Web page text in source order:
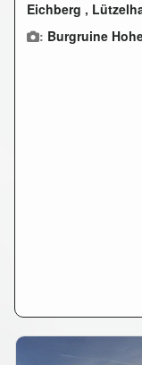
Eichberg ,
: Burgruine